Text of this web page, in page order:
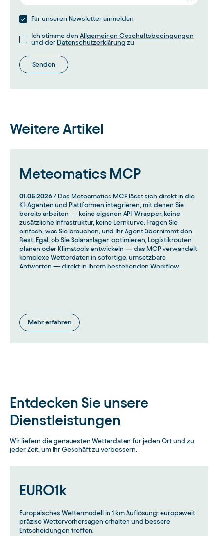
Für unseren Newsletter anmelden
Ich stimme den Allgemeinen Geschäftsbedingungen
und der Datenschutzerklärung zu
Senden
Weitere Artikel
Meteomatics MCP
01.05.2026 / Das Meteomatics MCP lässt sich direkt in die
KI-Agenten und Plattformen integrieren, mit denen Sie
bereits arbeiten — keine eigenen API-Wrapper, keine
zusätzliche Infrastruktur, keine Lernkurve. Fragen Sie
einfach, was Sie brauchen, und Ihr Agent übernimmt den
Rest. Egal, ob Sie Solaranlagen optimieren, Logistikrouten
planen oder Klimatools entwickeln — das MCP verwandelt
komplexe Wetterdaten in sofortige, umsetzbare
Antworten — direkt in Ihrem bestehenden Workflow.
Mehr erfahren
Entdecken Sie unsere
Dienstleistungen
Wir liefern die genauesten Wetterdaten für jeden Ort und zu
jeder Zeit, um Ihr Geschäft zu verbessern.
EURO1k
Europäisches Wettermodell in 1 km Auflösung: europaweit
präzise Wettervorhersagen erhalten und bessere
Entscheidungen treffen.